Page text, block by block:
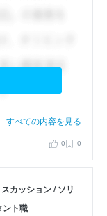
すべての内容を見る
0 0
カッション / ソリ
ント職